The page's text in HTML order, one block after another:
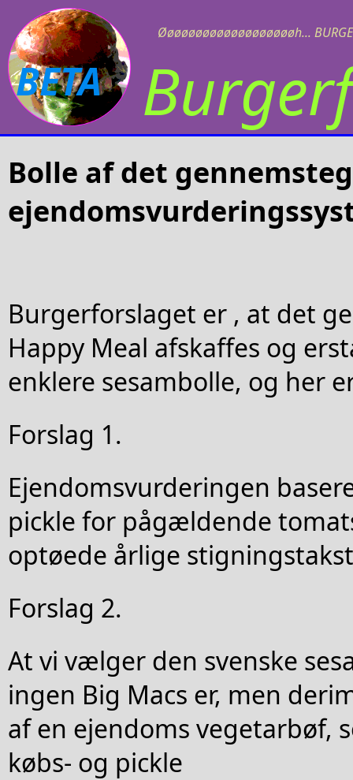
Øøøøøøøøøøøøøøøøøøøh...
BETA
Bolle af det
Burgerforslaget er , at det
Happy Meal afskaffes og
enklere sesambolle, og her
Forslag 1.
Ejendomsvurderingen
pickle for pågældende
optøede årlige
Forslag 2.
At vi vælger den svenske
ingen Big Macs er, men
af en ejendoms vegetarbøf,
købs- og pickle